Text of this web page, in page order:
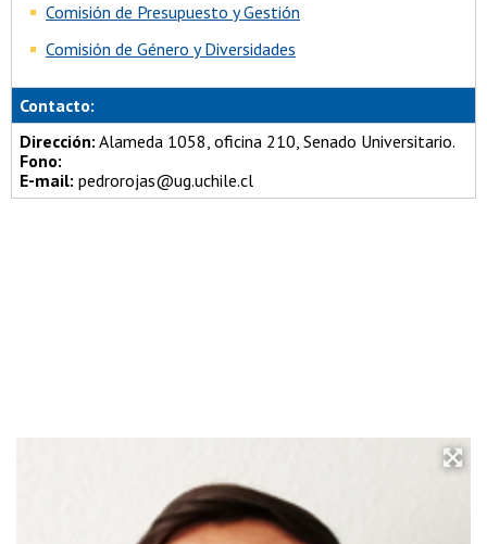
Comisión de Presupuesto y Gestión
Comisión de Género y Diversidades
Contacto:
Dirección: Alameda 1058, oficina 210, Senado Universitario.
Fono:
E-mail: pedrorojas@ug.uchile.cl